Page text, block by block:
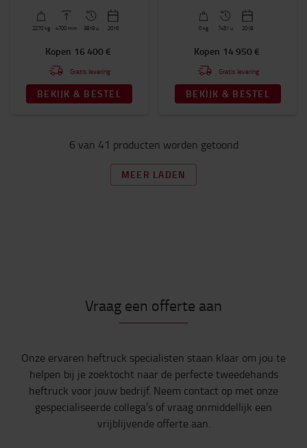
Vrije heffing (mm)
Ja(38)
Cabine
Ja(22)
2270 kg 4700 mm 3819 u 2016
Kopen 16 400 €
Gratis levering
BEKIJK & BESTEL
0 kg 7451 u 2018
Kopen 14 950 €
Gratis levering
BEKIJK & BESTEL
6 van 41 producten worden getoond
MEER LADEN
Vraag een offerte aan
Onze ervaren heftruck specialisten staan klaar om jou te
helpen bij je zoektocht naar de perfecte tweedehands
heftruck voor jouw bedrijf. Neem contact op met onze
gespecialiseerde collega’s ofvraag onmiddellijk een
vrijblijvende offerte aan.